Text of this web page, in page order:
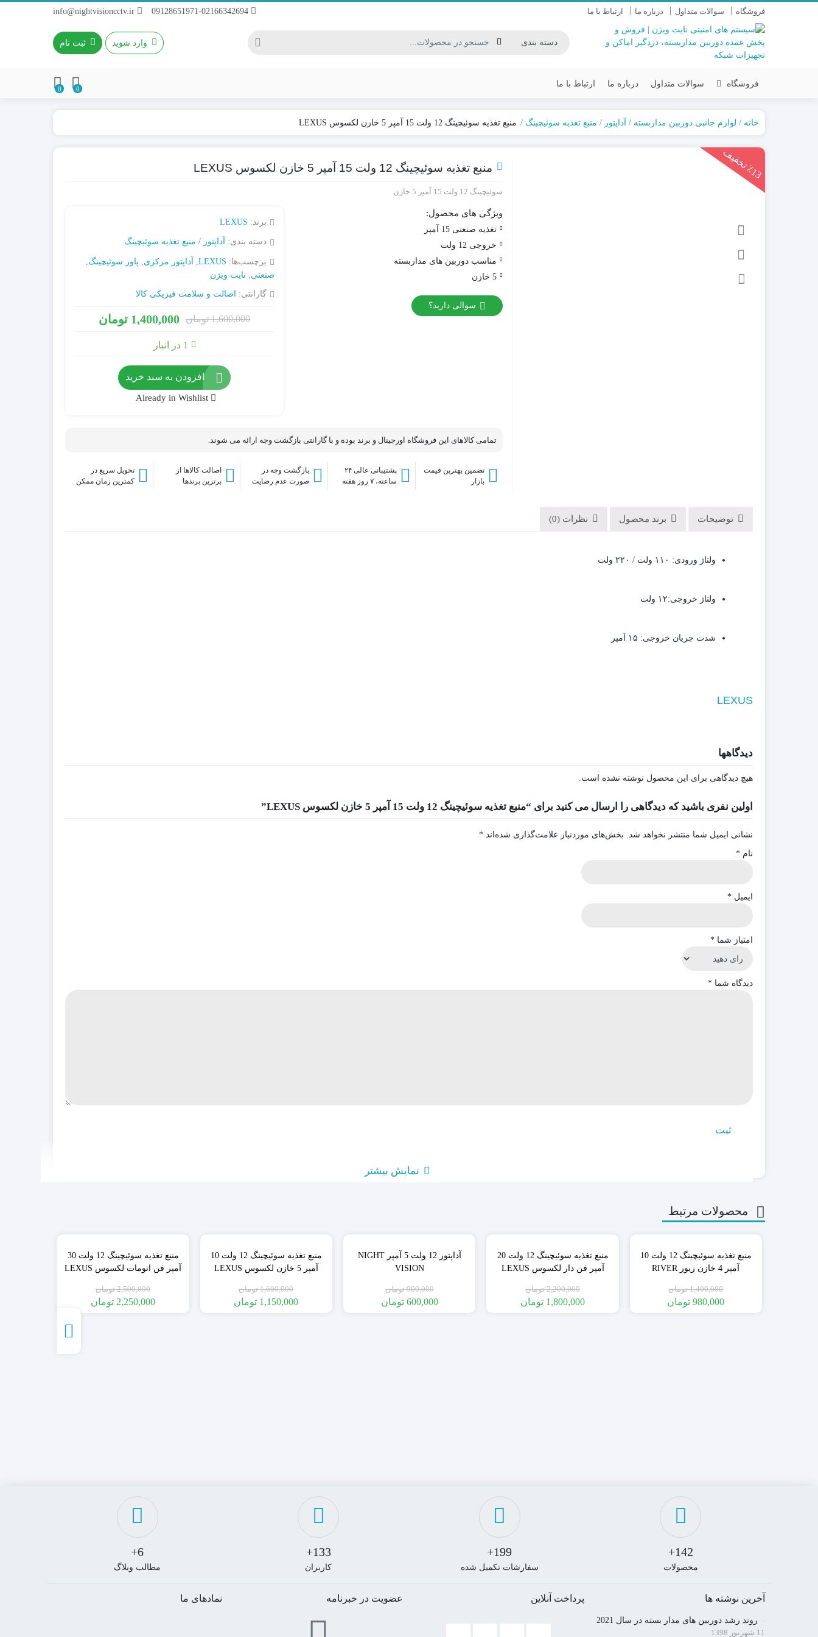
فروشگاه سوالات متداول درباره ما ارتباط با ما
وارد شوید ثبت نام
فروشگاه
داهوا DAHUA
یونی ویو UNV
هایک ویژن HIKVISION
دوربین های AHD-IP
کابل برق / سیم نایلونی
کابل مخابراتی
باطری ریموتی
کارت حافظه Micro SD
فیش و مبدل
جانبی
مودم سیمکارتی
سوالات متداول درباره ما ارتباط با ما
0
0
خانه لوازم جانبی دوربین مداربسته آداپتور / منبع تغذیه سوئیچینگ منبع تغذیه سوئیچینگ 12 ولت 15 آمپر 5 خازن لکسوس LEXUS
٪
1
3
ت
خ
ف
ی
ف منبع تغذیه سوئیچینگ 12 ولت 15 آمپر 5 خازن لکسوس LEXUS
سوئیچینگ 12 ولت 15 آمپر 5 خازن
ویژگی های محصول:
تغذیه صنعتی 15 آمپر
خروجی 12 ولت
مناسب دوربین های مداربسته
5 خازن
سوالی دارید؟
برند: LEXUS
دسته بندی: آداپتور / منبع تغذیه سوئیچینگ
برچسب‌ها: LEXUS
, آداپتور مرکزی پاور سوئیچینگ
صنعتی
نایت ویژن
گارانتی: اصالت و سلامت فیزیکی کالا
1,600,000 تومان 1,400,000 تومان
1 در انبار
افزودن به سبد خرید
Already in Wishlist
تمامی کالاهای این فروشگاه اورجینال و برند بوده و با گارانتی بازگشت وجه ارائه می شوند.
تضمین بهترین قیمت
بازار
پشتیبانی عالی ۲۴
ساعته، ۷ روز هفته
بازگشت وجه در
صورت عدم رضایت
اصالت کالاها از
برترین برندها
تحویل سریع در
کمترین زمان ممکن
توضیحات برند محصول نظرات (0)
ولتاژ ورودی: ۱۱۰ ولت / ۲۲۰ ولت
ولتاژ خروجی:۱۲ ولت
شدت جریان خروجی: ۱۵ آمپر
نمایش بیشتر
نمایش بیشتر
LEXUS
دیدگاهها
هیچ دیدگاهی برای این محصول نوشته نشده است.
اولین نفری باشید که دیدگاهی را ارسال می کنید برای “منبع تغذیه سوئیچینگ 12 ولت 15 آمپر 5 خازن لکسوس LEXUS”
نشانی ایمیل شما منتشر نخواهد شد. بخش‌های موردنیاز علامت‌گذاری شده‌اند *
نام *
ایمیل *
امتیاز شما *
دیدگاه شما *
محصولات مرتبط
٪30
منبع تغذیه سوئیچینگ 12 ولت 10
آمپر 4 خازن ریور RIVER
1,400,000 تومان
980,000 تومان
٪18
منبع تغذیه سوئیچینگ 12 ولت 20
آمپر فن دار لکسوس LEXUS
2,200,000 تومان
1,800,000 تومان
٪33
آداپتور 12 ولت 5 آمپر NIGHT
VISION
900,000 تومان
600,000 تومان
٪28
منبع تغذیه سوئیچینگ 12 ولت 10
آمپر 5 خازن لکسوس LEXUS
1,600,000 تومان
1,150,000 تومان
٪10
منبع تغذیه سوئیچینگ 12 ولت 30
آمپر فن اتومات لکسوس LEXUS
2,500,000 تومان
2,250,000 تومان
142+
محصولات
199+
سفارشات تکمیل شده
133+
کاربران
6+
مطالب وبلاگ
آخرین نوشته ها
روند رشد دوربین های مدار بسته در سال 2021
11 شهریور 1398
پرداخت آنلاین عضویت در خبرنامه نمادهای ما